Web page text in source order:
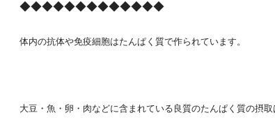
◆◆◆◆◆◆◆◆◆◆◆◆◆
体内の抗体や免疫細胞はたんぱく質で作られています。
大豆・魚・卵・肉などに含まれている良質のたんぱく質の摂取